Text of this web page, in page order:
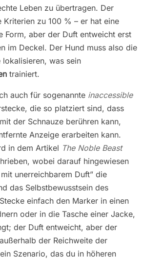
Leben zu übertragen. Der
Kriterien zu 100 % – er hat eine
Form, aber der Duft entweicht erst
im Deckel. Der Hund muss also die
lokalisieren, was sein
trainiert.
auch für sogenannte inaccessible
die so platziert sind, dass
der Schnauze berühren kann,
Anzeige erarbeiten kann.
in dem Artikel The Noble Beast
wobei darauf hingewiesen
unerreichbarem Duft” die
das Selbstbewusstsein des
einfach den Marker in einen
oder in die Tasche einer Jacke,
der Duft entweicht, aber der
der Reichweite der
Szenario, das du in höheren